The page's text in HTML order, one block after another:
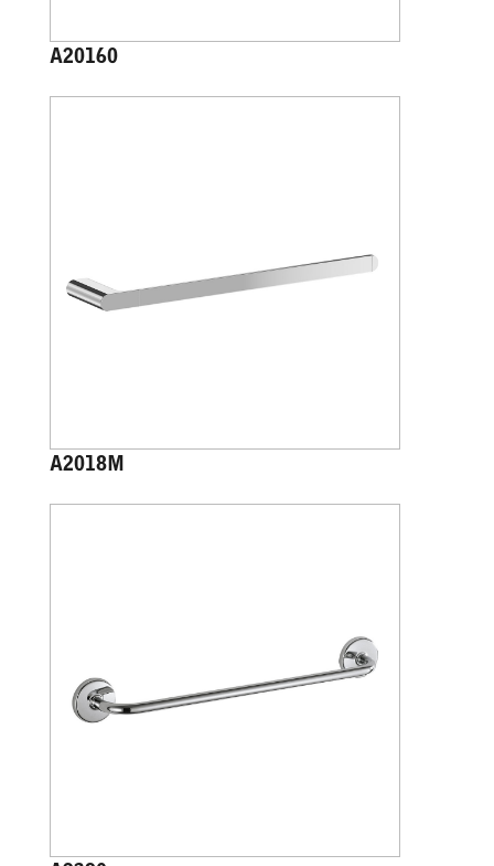
A20160
A2018M